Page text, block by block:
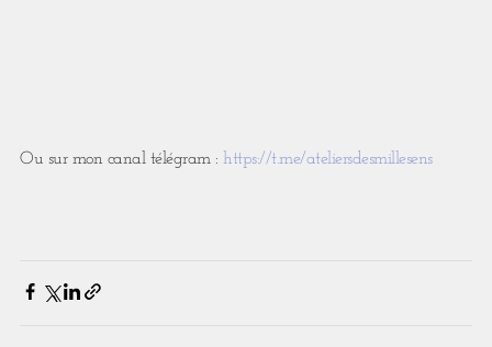
Ou sur mon canal télégram : https://t.me/ateliersdesmillesens